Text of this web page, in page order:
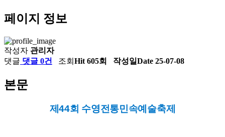
페이지 정보
작성자 관리자
댓글 댓글 0건 조회 Hit 605회 작성일Date 25-07-08
본문
제44회 수영전통민속예술축제